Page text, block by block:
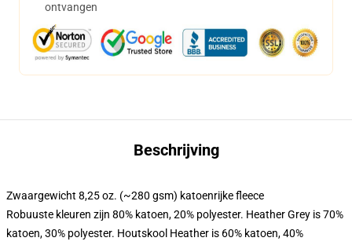
ontvangen
Beschrijving
Zwaargewicht 8,25 oz. (~280 gsm) katoenrijke fleece
Robuuste kleuren zijn 80% katoen, 20% polyester. Heather Grey is 70%
katoen, 30% polyester. Houtskool Heather is 60% katoen, 40%